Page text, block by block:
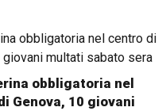
obbligatoria nel
Genova, 10 giovani